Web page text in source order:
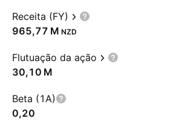
Receita (FY)
‪965,77 M‬ NZD
Flutuação da ação
‪30,10 M‬
Beta (1A)
0,20